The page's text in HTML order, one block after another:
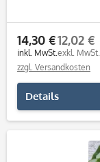
14,30 €
inkl. MwSt.
12,02 €
exkl. MwSt.
zzgl. Versandkosten
Details